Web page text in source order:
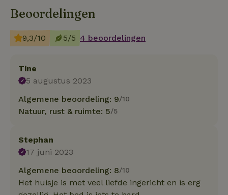
Beoordelingen
9,3/10 5/5 4 beoordelingen
Tine
5 augustus 2023
Algemene beoordeling: 9/10
Natuur, rust & ruimte: 5/5
Stephan
17 juni 2023
Algemene beoordeling: 8/10
Het huisje is met veel liefde ingericht en is erg